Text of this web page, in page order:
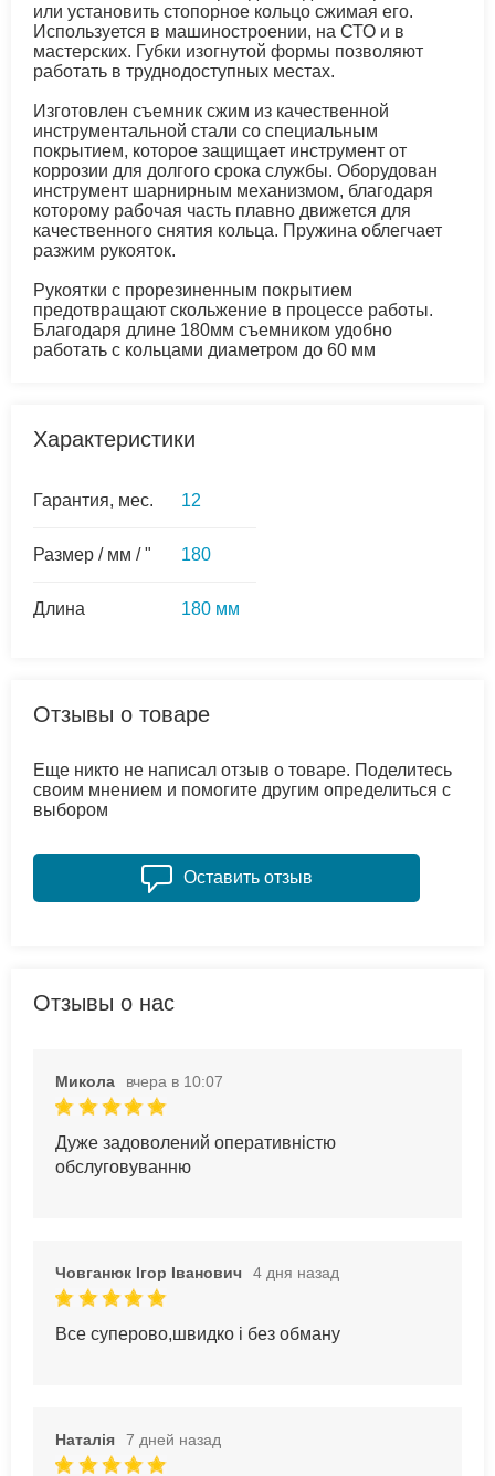
или установить стопорное кольцо сжимая его.
Используется в машиностроении, на СТО и в
мастерских. Губки изогнутой формы позволяют
работать в труднодоступных местах.
Изготовлен съемник сжим из качественной
инструментальной стали со специальным
покрытием, которое защищает инструмент от
коррозии для долгого срока службы. Оборудован
инструмент шарнирным механизмом, благодаря
которому рабочая часть плавно движется для
качественного снятия кольца. Пружина облегчает
разжим рукояток.
Рукоятки с прорезиненным покрытием
предотвращают скольжение в процессе работы.
Благодаря длине 180мм съемником удобно
работать с кольцами диаметром до 60 мм
Характеристики
Гарантия, мес. 12
Размер / мм / " 180
Длина 180 мм
Отзывы о товаре
Еще никто не написал отзыв о товаре. Поделитесь
своим мнением и помогите другим определиться с
выбором
Оставить отзыв
Отзывы о нас
Микола вчера в 10:07
Дуже задоволений оперативністю
обслуговуванню
Човганюк Ігор Іванович 4 дня назад
Все суперово,швидко і без обману
Наталія 7 дней назад